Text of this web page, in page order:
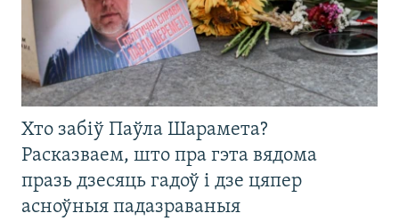
Хто забіў Паўла Шарамета?
Расказваем, што пра гэта вядома
празь дзесяць гадоў і дзе цяпер
асноўныя падазраваныя